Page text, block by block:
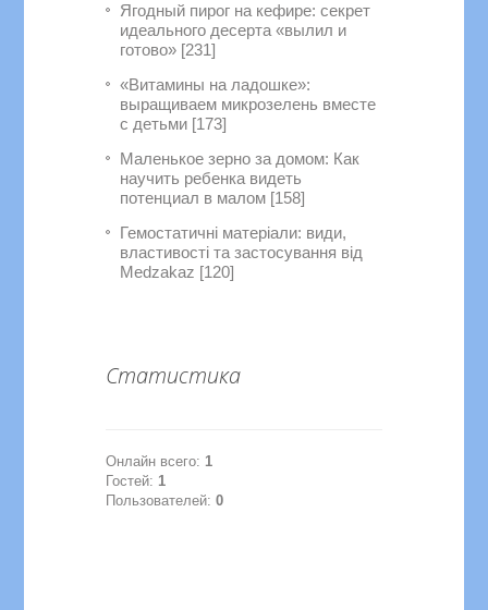
Ягодный пирог на кефире: секрет
идеального десерта «вылил и
готово» [231]
«Витамины на ладошке»:
выращиваем микрозелень вместе
с детьми [173]
Маленькое зерно за домом: Как
научить ребенка видеть
потенциал в малом [158]
Гемостатичні матеріали: види,
властивості та застосування від
Medzakaz [120]
Статистика
Онлайн всего:1
Гостей:1
Пользователей:0